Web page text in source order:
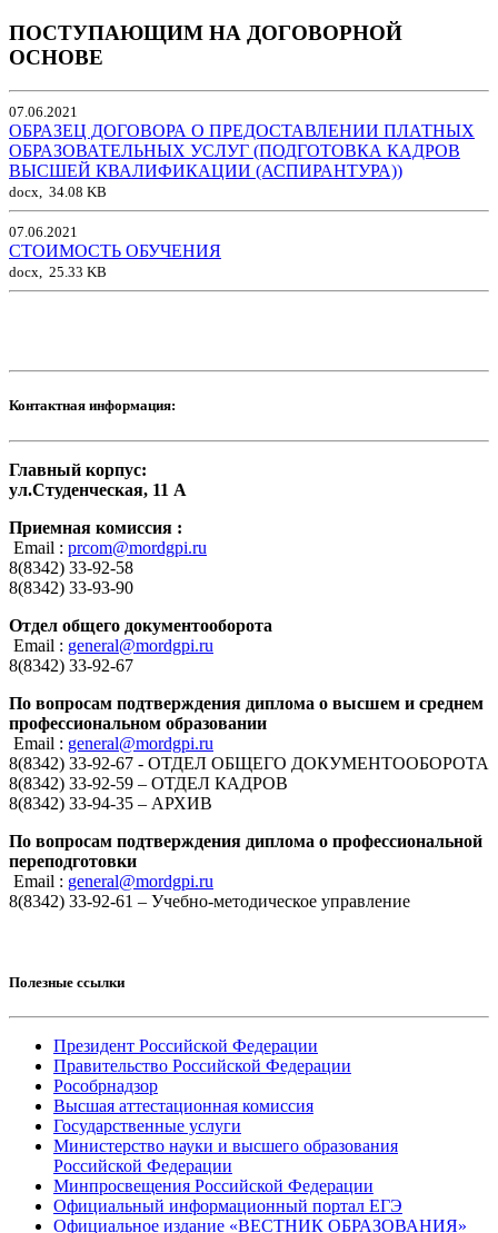
ПОСТУПАЮЩИМ НА ДОГОВОРНОЙ
ОСНОВЕ
07.06.2021
ОБРАЗЕЦ ДОГОВОРА О ПРЕДОСТАВЛЕНИИ ПЛАТНЫХ
ОБРАЗОВАТЕЛЬНЫХ УСЛУГ (ПОДГОТОВКА КАДРОВ
ВЫСШЕЙ КВАЛИФИКАЦИИ (АСПИРАНТУРА))
docx, 34.08 KB
07.06.2021
СТОИМОСТЬ ОБУЧЕНИЯ
docx, 25.33 KB
Контактная информация:
Главный корпус:
ул.Студенческая, 11 А
Приемная комиссия :
Email : prcom@mordgpi.ru
8(8342) 33-92-58
8(8342) 33-93-90
Отдел общего документооборота
Email : general@mordgpi.ru
8(8342) 33-92-67
По вопросам подтверждения диплома о высшем и среднем
профессиональном образовании
Email : general@mordgpi.ru
8(8342) 33-92-67 - ОТДЕЛ ОБЩЕГО ДОКУМЕНТООБОРОТА
8(8342) 33-92-59 – ОТДЕЛ КАДРОВ
8(8342) 33-94-35 – АРХИВ
По вопросам подтверждения диплома о профессиональной
переподготовки
Email : general@mordgpi.ru
8(8342) 33-92-61 – Учебно-методическое управление
Полезные ссылки
Президент Российской Федерации
Правительство Российской Федерации
Рособрнадзор
Высшая аттестационная комиссия
Государственные услуги
Министерство науки и высшего образования
Российской Федерации
Минпросвещения Российской Федерации
Официальный информационный портал ЕГЭ
Официальное издание «ВЕСТНИК ОБРАЗОВАНИЯ»